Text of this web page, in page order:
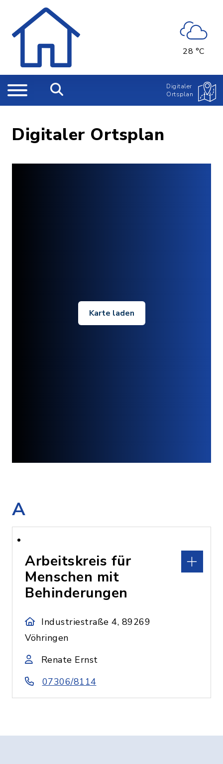
28 °C
Digitaler
Ortsplan
Digitaler Ortsplan
Karte laden
A
Arbeitskreis für
Menschen mit
Behinderungen
Industriestraße 4, 89269
Vöhringen
Renate Ernst
07306/8114